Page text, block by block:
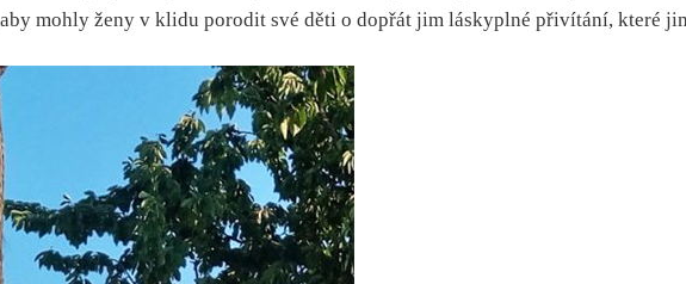
mohly ženy v klidu porodit své děti o dopřát jim láskyplné přivítání, které